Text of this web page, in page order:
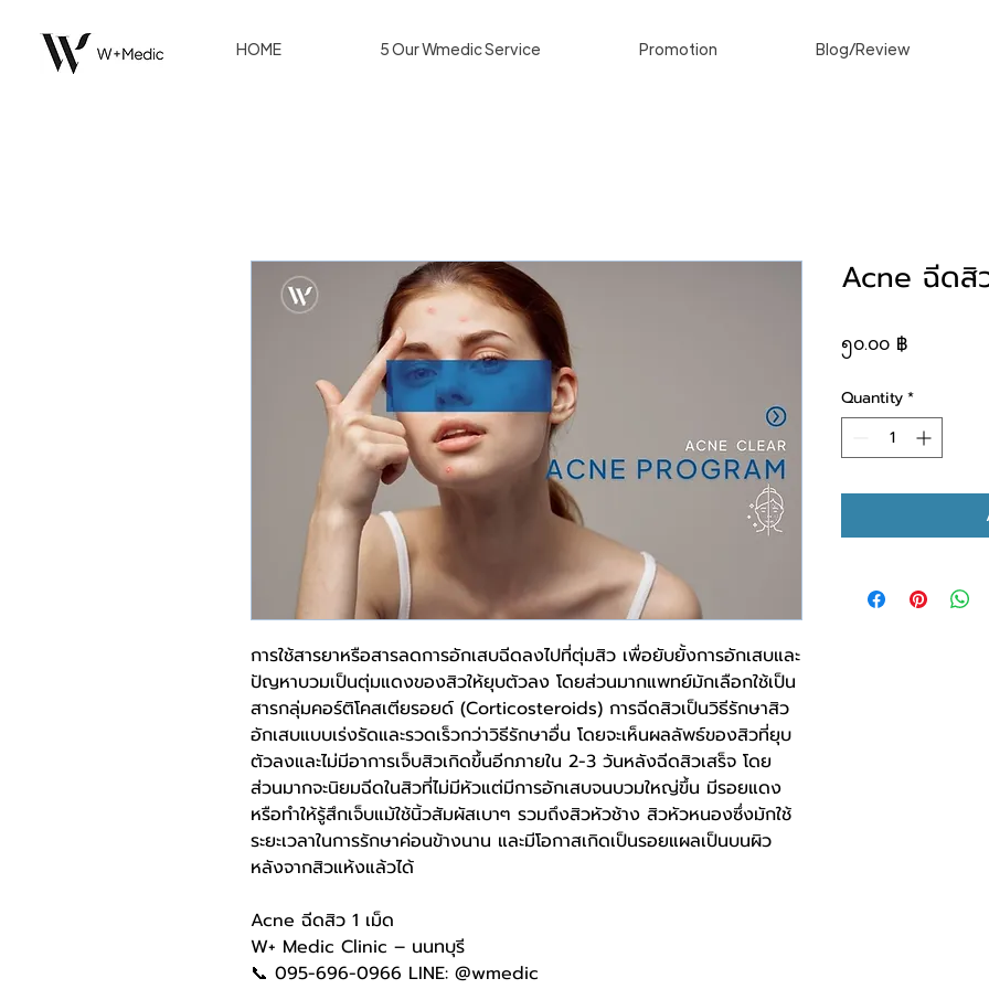
HOME 5 Our Wmedic Service Promotion Blog/Review
การใช้สารยาหรือสารลดการอักเสบฉีดลงไปที่ตุ่มสิว เพื่อยับยั้งการอักเสบและ
ปัญหาบวมเป็นตุ่มแดงของสิวให้ยุบตัวลง โดยส่วนมากแพทย์มักเลือกใช้เป็น
สารกลุ่มคอร์ติโคสเตียรอยด์ (Corticosteroids) การฉีดสิวเป็นวิธีรักษาสิว
อักเสบแบบเร่งรัดและรวดเร็วกว่าวิธีรักษาอื่น โดยจะเห็นผลลัพธ์ของสิวที่ยุบ
ตัวลงและไม่มีอาการเจ็บสิวเกิดขึ้นอีกภายใน 2-3 วันหลังฉีดสิวเสร็จ โดย
ส่วนมากจะนิยมฉีดในสิวที่ไม่มีหัวแต่มีการอักเสบจนบวมใหญ่ขึ้น มีรอยแดง
หรือทำให้รู้สึกเจ็บแม้ใช้นิ้วสัมผัสเบาๆ รวมถึงสิวหัวช้าง สิวหัวหนองซึ่งมักใช้
ระยะเวลาในการรักษาค่อนข้างนาน และมีโอกาสเกิดเป็นรอยแผลเป็นบนผิว
หลังจากสิวแห้งแล้วได้
Acne ฉีดสิว 1 เม็ด
W+ Medic Clinic – นนทบุรี
📞 095-696-0966 LINE: @wmedic
Acne ฉีดสิ
၅၀.၀၀ ฿Price
Quantity*